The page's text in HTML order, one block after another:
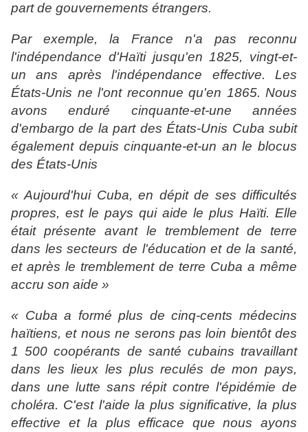
part de gouvernements étrangers.
Par exemple, la France n'a pas reconnu
l'indépendance d'Haïti jusqu'en 1825, vingt-et-
un ans après l'indépendance effective. Les
États-Unis ne l'ont reconnue qu'en 1865. Nous
avons enduré cinquante-et-une années
d'embargo de la part des États-Unis Cuba subit
également depuis cinquante-et-un an le blocus
des États-Unis
« Aujourd'hui Cuba, en dépit de ses difficultés
propres, est le pays qui aide le plus Haïti. Elle
était présente avant le tremblement de terre
dans les secteurs de l'éducation et de la santé,
et après le tremblement de terre Cuba a même
accru son aide »
« Cuba a formé plus de cinq-cents médecins
haïtiens, et nous ne serons pas loin bientôt des
1 500 coopérants de santé cubains travaillant
dans les lieux les plus reculés de mon pays,
dans une lutte sans répit contre l'épidémie de
choléra. C'est l'aide la plus significative, la plus
effective et la plus efficace que nous ayons